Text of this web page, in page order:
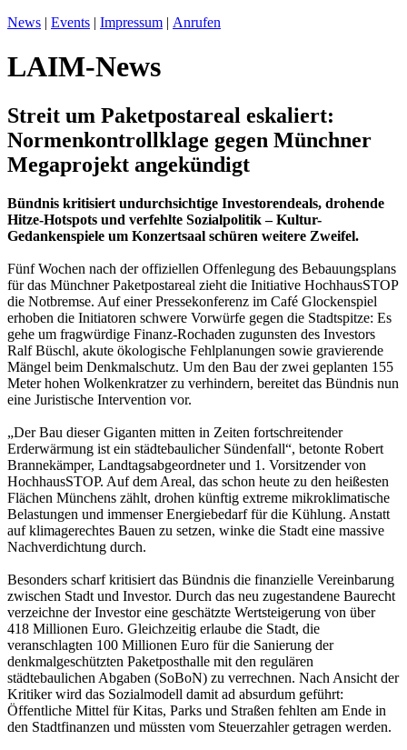
News | Events | Impressum | Anrufen
LAIM-News
Streit um Paketpostareal eskaliert:
Normenkontrollklage gegen Münchner
Megaprojekt angekündigt
Bündnis kritisiert undurchsichtige Investorendeals, drohende
Hitze-Hotspots und verfehlte Sozialpolitik – Kultur-
Gedankenspiele um Konzertsaal schüren weitere Zweifel.
Fünf Wochen nach der offiziellen Offenlegung des Bebauungsplans
für das Münchner Paketpostareal zieht die Initiative HochhausSTOP
die Notbremse. Auf einer Pressekonferenz im Café Glockenspiel
erhoben die Initiatoren schwere Vorwürfe gegen die Stadtspitze: Es
gehe um fragwürdige Finanz-Rochaden zugunsten des Investors
Ralf Büschl, akute ökologische Fehlplanungen sowie gravierende
Mängel beim Denkmalschutz. Um den Bau der zwei geplanten 155
Meter hohen Wolkenkratzer zu verhindern, bereitet das Bündnis nun
eine Juristische Intervention vor.
„Der Bau dieser Giganten mitten in Zeiten fortschreitender
Erderwärmung ist ein städtebaulicher Sündenfall“, betonte Robert
Brannekämper, Landtagsabgeordneter und 1. Vorsitzender von
HochhausSTOP. Auf dem Areal, das schon heute zu den heißesten
Flächen Münchens zählt, drohen künftig extreme mikroklimatische
Belastungen und immenser Energiebedarf für die Kühlung. Anstatt
auf klimagerechtes Bauen zu setzen, winke die Stadt eine massive
Nachverdichtung durch.
Besonders scharf kritisiert das Bündnis die finanzielle Vereinbarung
zwischen Stadt und Investor. Durch das neu zugestandene Baurecht
verzeichne der Investor eine geschätzte Wertsteigerung von über
418 Millionen Euro. Gleichzeitig erlaube die Stadt, die
veranschlagten 100 Millionen Euro für die Sanierung der
denkmalgeschützten Paketposthalle mit den regulären
städtebaulichen Abgaben (SoBoN) zu verrechnen. Nach Ansicht der
Kritiker wird das Sozialmodell damit ad absurdum geführt:
Öffentliche Mittel für Kitas, Parks und Straßen fehlten am Ende in
den Stadtfinanzen und müssten vom Steuerzahler getragen werden.